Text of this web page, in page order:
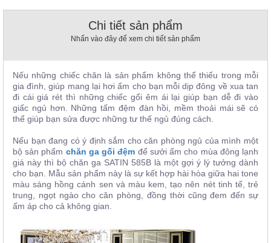
Trang
Nội
Thất
Nhà
Hàng
Thất
Hàng
Chi tiết sản phẩm
Nhấn vào đây để xem chi tiết sản phẩm
Nếu những chiếc chăn là sản phẩm không thể thiếu trong mỗi
gia đình,giúp mang lại hơi ấm cho bạn mỗi dịp đông về xua tan
đi cái giá rét thì những chiếc gối êm ái lại giúp bạn dễđi vào
giấc ngủ hơn . Những tấm đệm đàn hồi, mềm thoải mái sẽ có
thể giúp bạn sửa được những tư thế ngủ đúng cách.
Nếu bạn đang có ý định sắm cho căn phòng ngủ của mình một
bộ sản phẩm chăn ga gối đệm để sưởi ấm cho mùa đông lạnh
giá này thì bộ chăn ga SATIN 585B là một gợi ý lý tưởng dành
cho bạn. Mẫu sản phẩm này là sự kết hợp hài hòa giữa hai tone
màu sáng hồng cánh sen và màu kem, tạo nên nét tinh tế, trẻ
trung, ngọt ngào cho căn phòng, đồng thời cũng đem đến sự
ấm áp cho cả không gian.